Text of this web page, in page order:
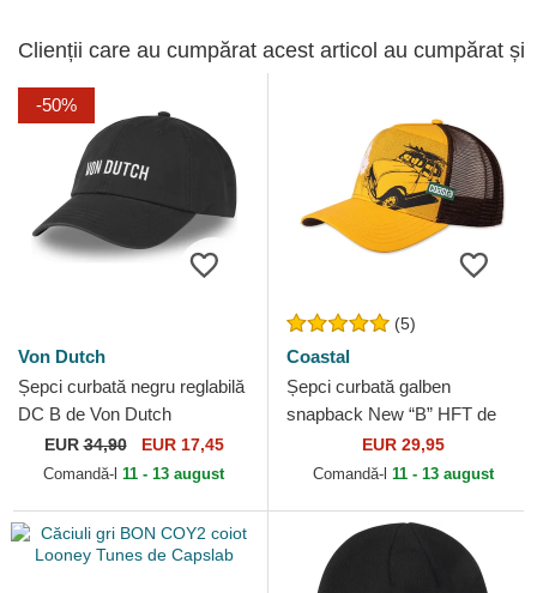
Clienții care au cumpărat acest articol au cumpărat și
-50%
Von Dutch
Șepci curbată negru reglabilă
DC B de Von Dutch
EUR34,90 EUR 17,45
Comandă-l 11 - 13 august
(5)
Coastal
Șepci curbată galben
snapback New “B” HFT de
EUR 29,95
Comandă-l 11 - 13 august